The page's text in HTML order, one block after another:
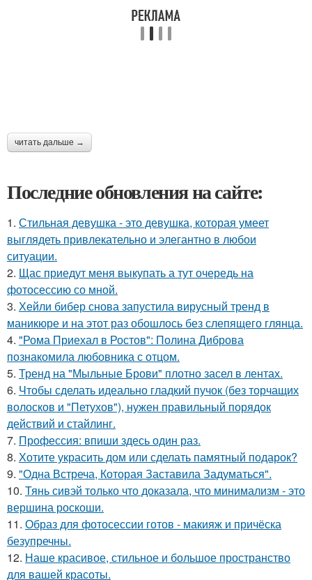
читать дальше →
Последние обновления на сайте:
1. Стильная девушка - это девушка, которая умеет
выглядеть привлекательно и элегантно в любои
ситуации.
2. Щас приедут меня выкупать а тут очередь на
фотосессию со мной.
3. Хейли бибер снова запустила вирусный тренд в
маникюре и на этот раз обошлось без слепящего глянца.
4. "Рома Приехал в Ростов": Полина Диброва
познакомила любовника с отцом.
5. Тренд на "Мыльные Брови" плотно засел в лентах.
6. Чтобы сделать идеально гладкий пучок (без торчащих
волосков и "Петухов"), нужен правильный порядок
действий и стайлинг.
7. Профессия: впиши здесь один раз.
8. Хотите украсить дом или сделать памятный подарок?
9. "Одна Встреча, Которая Заставила Задуматься".
10. Тянь сивэй только что доказала, что минимализм - это
вершина роскоши.
11. Образ для фотосессии готов - макияж и причёска
безупречны.
12. Наше красивое, стильное и большое пространство
для вашей красоты.